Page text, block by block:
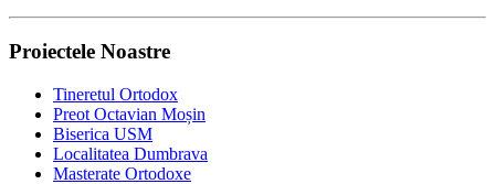
Proiectele Noastre
Tineretul Ortodox
Preot Octavian Moșin
Biserica USM
Localitatea Dumbrava
Masterate Ortodoxe